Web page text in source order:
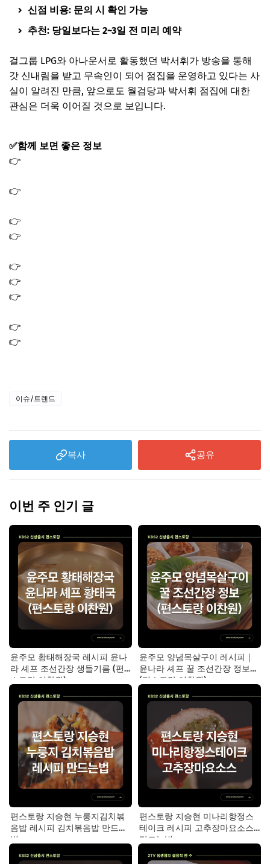
신점 비용: 문의 시 확인 가능
추천: 당일보다는 2~3일 전 미리 예약
걸그룹 LPG와 아나운서로 활동했던 박서휘가 방송을 통해
갓 신내림을 받고 무속인이 되어 점집을 운영하고 있다는 사
실이 알려진 만큼, 앞으로도 월검당과 박서휘 점집에 대한
관심은 더욱 이어질 것으로 보입니다.
✅함께 보면 좋은 정보
👉
👉
👉
👉
👉
👉
👉
👉
👉
이슈/트렌드
복사 공유
이번 주 인기 글
윤주모 황태해장국 레시피 윤나
라 셰프 조선간장 생들기름 (편
스토랑 이찬원)
윤주모 양념목살구이 레시피｜
윤나라 셰프 꿀 조선간장 정보
(편스토랑 이찬원)
편스토랑 지승현 누룽지김치볶
음밥 레시피 김치볶음밥 만드는
법
편스토랑 지승현 미나리항정스
테이크 레시피 고추장마요소스
만드는법